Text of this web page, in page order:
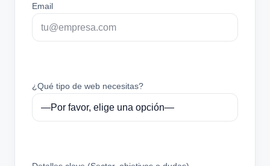
Email
¿Qué tipo de web necesitas?